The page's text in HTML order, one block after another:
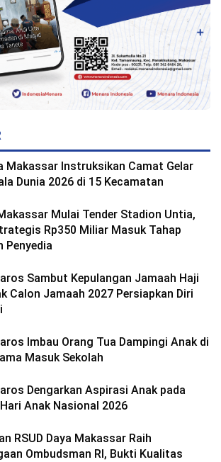
Makassar Instruksikan Camat Gelar
Dunia 2026 di 15 Kecamatan
Mulai Tender Stadion Untia,
Rp350 Miliar Masuk Tahap
Penyedia
Sambut Kepulangan Jamaah Haji
Calon Jamaah 2027 Persiapkan Diri
Imbau Orang Tua Dampingi Anak di
Masuk Sekolah
Dengarkan Aspirasi Anak pada
Anak Nasional 2026
RSUD Daya Makassar Raih
Ombudsman RI, Bukti Kualitas